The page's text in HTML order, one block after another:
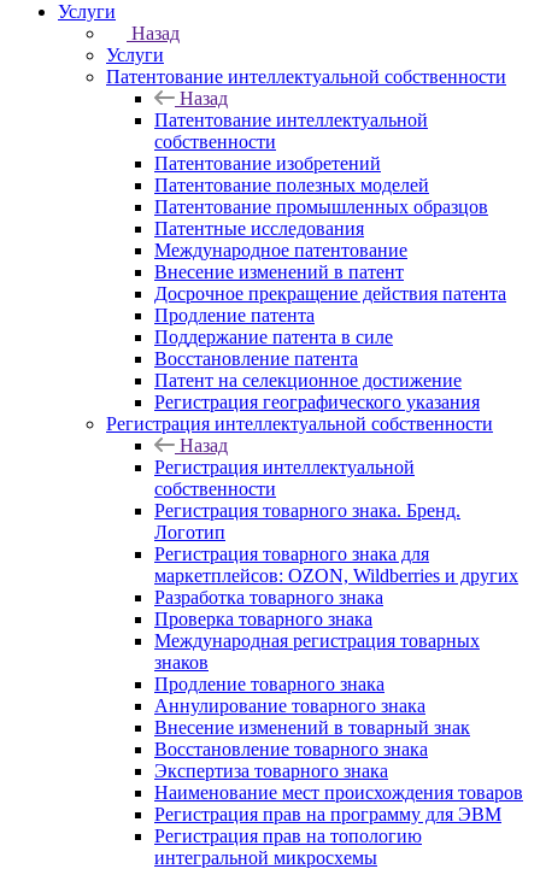
Услуги
Назад
Услуги
Патентование интеллектуальной собственности
Назад
Патентование интеллектуальной
собственности
Патентование изобретений
Патентование полезных моделей
Патентование промышленных образцов
Патентные исследования
Международное патентование
Внесение изменений в патент
Досрочное прекращение действия патента
Продление патента
Поддержание патента в силе
Восстановление патента
Патент на селекционное достижение
Регистрация географического указания
Регистрация интеллектуальной собственности
Назад
Регистрация интеллектуальной
собственности
Регистрация товарного знака. Бренд.
Логотип
Регистрация товарного знака для
маркетплейсов: OZON, Wildberries и других
Разработка товарного знака
Проверка товарного знака
Международная регистрация товарных
знаков
Продление товарного знака
Аннулирование товарного знака
Внесение изменений в товарный знак
Восстановление товарного знака
Экспертиза товарного знака
Наименование мест происхождения товаров
Регистрация прав на программу для ЭВМ
Регистрация прав на топологию
интегральной микросхемы